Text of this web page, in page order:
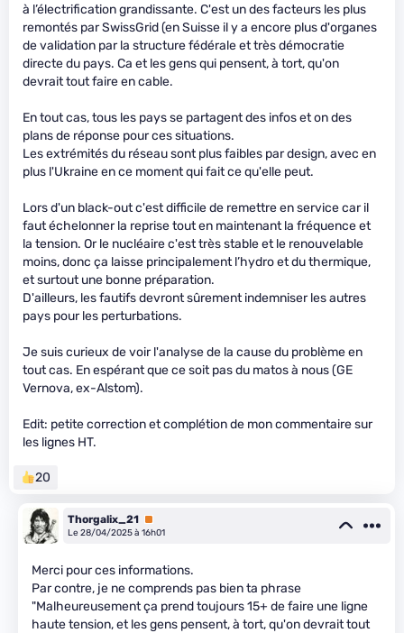
à l’électrification grandissante. C'est un des facteurs les plus
remontés par SwissGrid (en Suisse il y a encore plus d'organes
de validation par la structure fédérale et très démocratie
directe du pays. Ca et les gens qui pensent, à tort, qu'on
devrait tout faire en cable.
En tout cas, tous les pays se partagent des infos et on des
plans de réponse pour ces situations.
Les extrémités du réseau sont plus faibles par design, avec en
plus l'Ukraine en ce moment qui fait ce qu'elle peut.
Lors d'un black-out c'est difficile de remettre en service car il
faut échelonner la reprise tout en maintenant la fréquence et
la tension. Or le nucléaire c'est très stable et le renouvelable
moins, donc ça laisse principalement l’hydro et du thermique,
et surtout une bonne préparation.
D'ailleurs, les fautifs devront sûrement indemniser les autres
pays pour les perturbations.
Je suis curieux de voir l'analyse de la cause du problème en
tout cas. En espérant que ce soit pas du matos à nous (GE
Vernova, ex-Alstom).
Edit: petite correction et complétion de mon commentaire sur
les lignes HT.
20
Thorgalix_21 Premium
Le 28/04/2025 à 16h01
Merci pour ces informations.
Par contre, je ne comprends pas bien ta phrase
"Malheureusement ça prend toujours 15+ de faire une ligne
haute tension, et les gens pensent, à tort, qu'on devrait tout